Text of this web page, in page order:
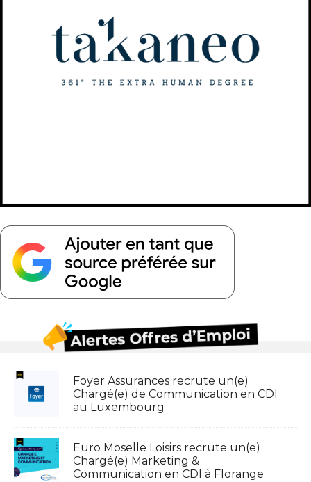
Foyer Assurances recrute un(e)
Chargé(e) de Communication en CDI
au Luxembourg
Euro Moselle Loisirs recrute un(e)
Chargé(e) Marketing &
Communication en CDI à Florange